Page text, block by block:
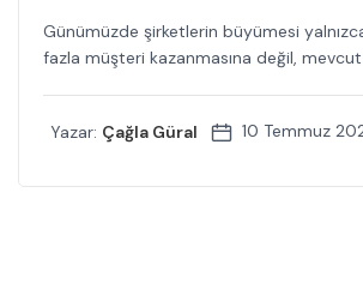
Günümüzde şirketlerin büyümesi
fazla müşteri kazanmasına değil, mevcut
Yazar: Çağla Güral 10 Temmuz